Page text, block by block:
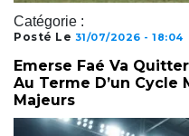
Catégorie :
Posté Le 31/07/2026 - 18:04
Emerse Faé Va
Au Terme D’un Cycle
Majeurs